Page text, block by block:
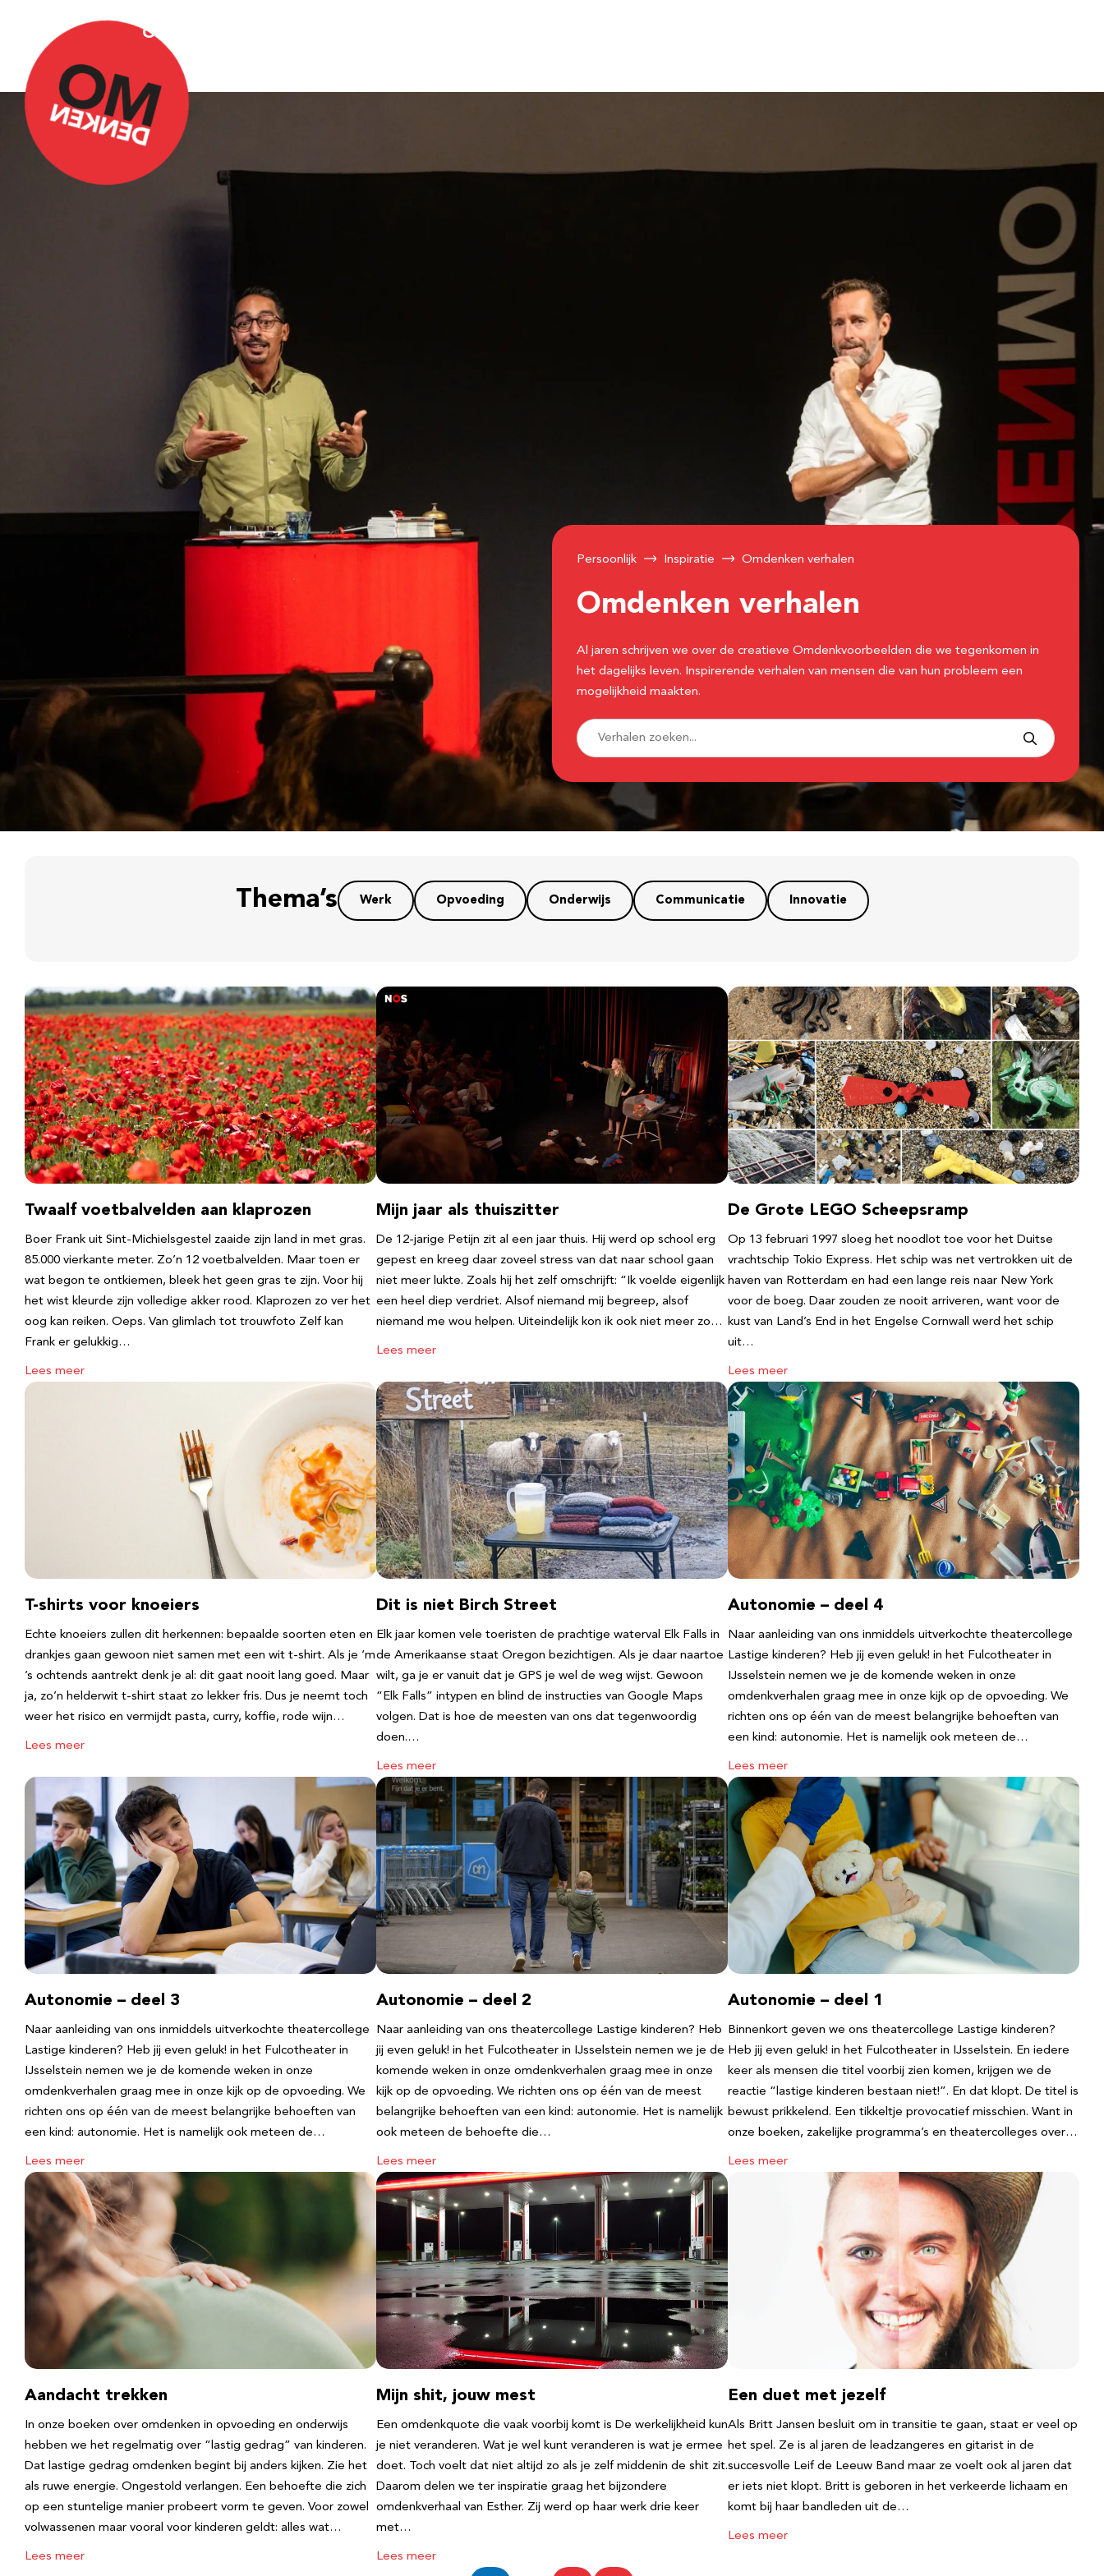
Over Omdenken
Persoonlijk Inspiratie Omdenken verhalen
Omdenken verhalen
Al jaren schrijven we over de creatieve Omdenkvoorbeelden die we tegenkomen in
het dagelijks leven. Inspirerende verhalen van mensen die van hun probleem een
mogelijkheid maakten.
Thema’s Werk Opvoeding Onderwijs Communicatie Innovatie
Twaalf voetbalvelden aan klaprozen
Boer Frank uit Sint-Michielsgestel zaaide zijn land in met gras.
85.000 vierkante meter. Zo’n 12 voetbalvelden. Maar toen er
wat begon te ontkiemen, bleek het geen gras te zijn. Voor hij
het wist kleurde zijn volledige akker rood. Klaprozen zo ver het
oog kan reiken. Oeps. Van glimlach tot trouwfoto Zelf kan
Frank er gelukkig…
Lees meer
Mijn jaar als thuiszitter
De 12-jarige Petijn zit al een jaar thuis. Hij werd op school erg
gepest en kreeg daar zoveel stress van dat naar school gaan
niet meer lukte. Zoals hij het zelf omschrijft: “Ik voelde eigenlijk
een heel diep verdriet. Alsof niemand mij begreep, alsof
niemand me wou helpen. Uiteindelijk kon ik ook niet meer zo…
Lees meer
De Grote LEGO Scheepsramp
Op 13 februari 1997 sloeg het noodlot toe voor het Duitse
vrachtschip Tokio Express. Het schip was net vertrokken uit de
haven van Rotterdam en had een lange reis naar New York
voor de boeg. Daar zouden ze nooit arriveren, want voor de
kust van Land’s End in het Engelse Cornwall werd het schip
uit…
Lees meer
T-shirts voor knoeiers
Echte knoeiers zullen dit herkennen: bepaalde soorten eten en
drankjes gaan gewoon niet samen met een wit t-shirt. Als je ‘m
’s ochtends aantrekt denk je al: dit gaat nooit lang goed. Maar
ja, zo’n helderwit t-shirt staat zo lekker fris. Dus je neemt toch
weer het risico en vermijdt pasta, curry, koffie, rode wijn…
Lees meer
Dit is niet Birch Street
Elk jaar komen vele toeristen de prachtige waterval Elk Falls in
de Amerikaanse staat Oregon bezichtigen. Als je daar naartoe
wilt, ga je er vanuit dat je GPS je wel de weg wijst. Gewoon
“Elk Falls” intypen en blind de instructies van Google Maps
volgen. Dat is hoe de meesten van ons dat tegenwoordig
doen.…
Lees meer
Autonomie – deel 4
Naar aanleiding van ons inmiddels uitverkochte theatercollege
Lastige kinderen? Heb jij even geluk! in het Fulcotheater in
IJsselstein nemen we je de komende weken in onze
omdenkverhalen graag mee in onze kijk op de opvoeding. We
richten ons op één van de meest belangrijke behoeften van
een kind: autonomie. Het is namelijk ook meteen de…
Lees meer
Autonomie – deel 3
Naar aanleiding van ons inmiddels uitverkochte theatercollege
Lastige kinderen? Heb jij even geluk! in het Fulcotheater in
IJsselstein nemen we je de komende weken in onze
omdenkverhalen graag mee in onze kijk op de opvoeding. We
richten ons op één van de meest belangrijke behoeften van
een kind: autonomie. Het is namelijk ook meteen de…
Lees meer
Autonomie – deel 2
Naar aanleiding van ons theatercollege Lastige kinderen? Heb
jij even geluk! in het Fulcotheater in IJsselstein nemen we je de
komende weken in onze omdenkverhalen graag mee in onze
kijk op de opvoeding. We richten ons op één van de meest
belangrijke behoeften van een kind: autonomie. Het is namelijk
ook meteen de behoefte die…
Lees meer
Autonomie – deel 1
Binnenkort geven we ons theatercollege Lastige kinderen?
Heb jij even geluk! in het Fulcotheater in IJsselstein. En iedere
keer als mensen die titel voorbij zien komen, krijgen we de
reactie “lastige kinderen bestaan niet!”. En dat klopt. De titel is
bewust prikkelend. Een tikkeltje provocatief misschien. Want in
onze boeken, zakelijke programma’s en theatercolleges over…
Lees meer
Aandacht trekken
In onze boeken over omdenken in opvoeding en onderwijs
hebben we het regelmatig over “lastig gedrag” van kinderen.
Dat lastige gedrag omdenken begint bij anders kijken. Zie het
als ruwe energie. Ongestold verlangen. Een behoefte die zich
op een stuntelige manier probeert vorm te geven. Voor zowel
volwassenen maar vooral voor kinderen geldt: alles wat…
Lees meer
Mijn shit, jouw mest
Een omdenkquote die vaak voorbij komt is De werkelijkheid kun
je niet veranderen. Wat je wel kunt veranderen is wat je ermee
doet. Toch voelt dat niet altijd zo als je zelf middenin de shit zit.
Daarom delen we ter inspiratie graag het bijzondere
omdenkverhaal van Esther. Zij werd op haar werk drie keer
met…
Lees meer
Een duet met jezelf
Als Britt Jansen besluit om in transitie te gaan, staat er veel op
het spel. Ze is al jaren de leadzangeres en gitarist in de
succesvolle Leif de Leeuw Band maar ze voelt ook al jaren dat
er iets niet klopt. Britt is geboren in het verkeerde lichaam en
komt bij haar bandleden uit de…
Lees meer